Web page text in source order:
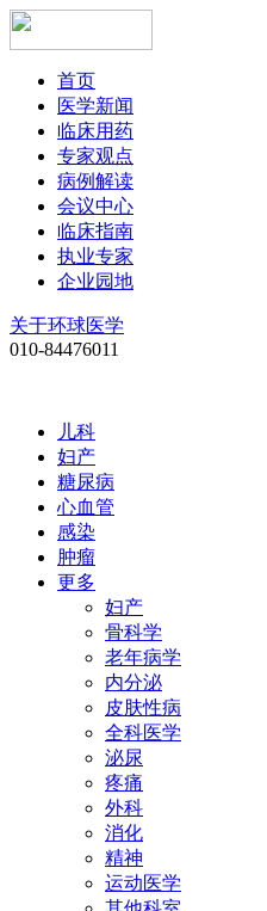
首页
医学新闻
临床用药
专家观点
病例解读
会议中心
临床指南
执业专家
企业园地
关于环球医学
010-84476011
儿科
妇产
糖尿病
心血管
感染
肿瘤
更多
妇产
骨科学
老年病学
内分泌
皮肤性病
全科医学
泌尿
疼痛
外科
消化
精神
运动医学